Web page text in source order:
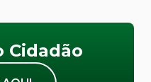
Cidadão